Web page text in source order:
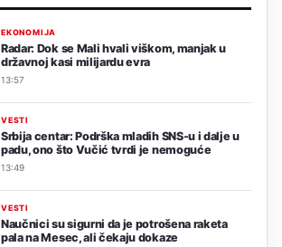
EKONOMIJA
Radar: Dok se Mali hvali viškom, manjak u
državnoj kasi milijardu evra
13:57
VESTI
Srbija centar: Podrška mladih SNS-u i dalje u
padu, ono što Vučić tvrdi je nemoguće
13:49
VESTI
Naučnici su sigurni da je potrošena raketa
pala na Mesec, ali čekaju dokaze